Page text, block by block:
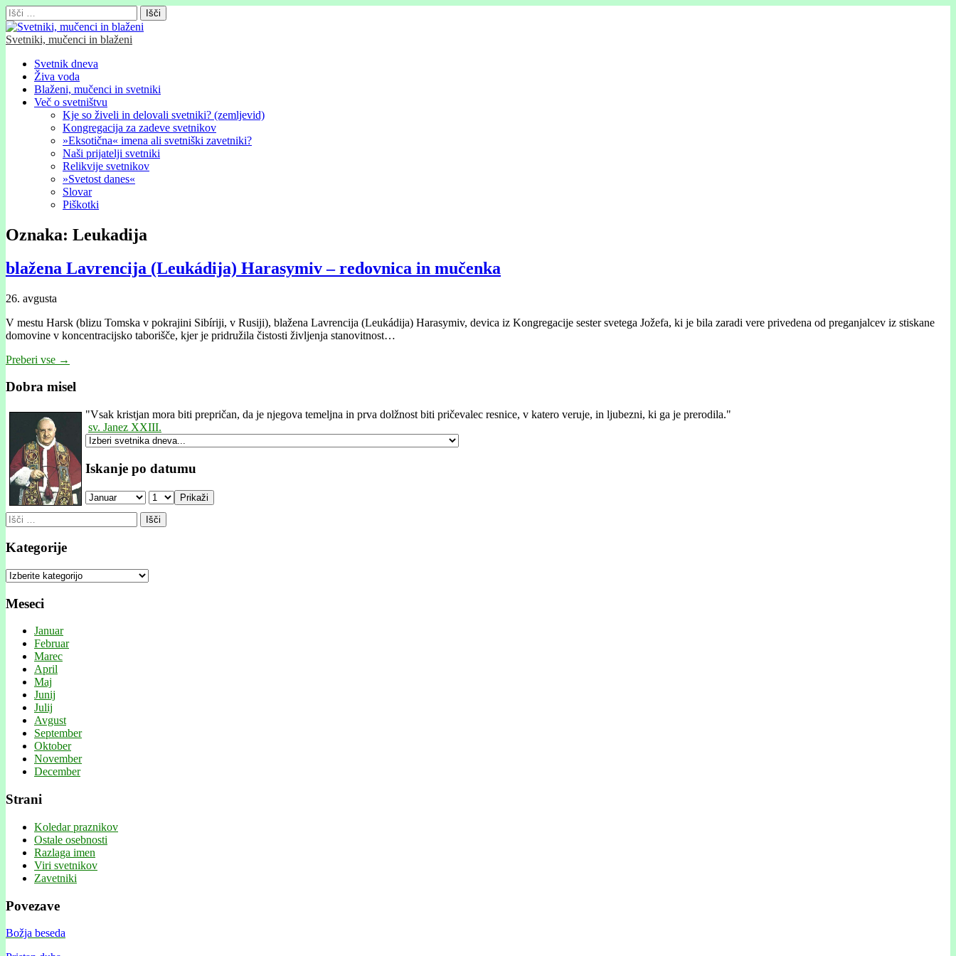
Išči:
Svetniki, mučenci in blaženi
Glavni
meni
Skip
content
Svetnik dneva
Živa voda
Blaženi, mučenci in svetniki
Več o svetništvu
Kje so živeli in delovali svetniki? (zemljevid)
Kongregacija za zadeve svetnikov
»Eksotična« imena ali svetniški zavetniki?
Naši prijatelji svetniki
Relikvije svetnikov
»Svetost danes«
Slovar
Piškotki
Oznaka: Leukadija
blažena Lavrencija (Leukádija) Harasymiv – redovnica in mučenka
26. avgusta
V mestu Harsk (blizu Tomska v pokrajini Sibíriji, v Rusiji), blažena Lavrencija (Leukádija) Harasymiv, devica iz Kongregacije sester svetega Jožefa, ki je bila zaradi vere privedena od preganjalcev iz stiskane
domovine v koncentracijsko taborišče, kjer je pridružila čistosti življenja stanovitnost…
Preberi vse →
Dobra misel
"Vsak kristjan mora biti prepričan, da je njegova temeljna in prva dolžnost biti pričevalec resnice, v katero veruje, in ljubezni, ki ga je prerodila."
sv. Janez XXIII.
Iskanje po datumu
Prikaži
Išči:
Kategorije
Kategorije
Meseci
Januar
Februar
Marec
April
Maj
Junij
Julij
Avgust
September
Oktober
November
December
Strani
Koledar praznikov
Ostale osebnosti
Razlaga imen
Viri svetnikov
Zavetniki
Povezave
Božja beseda